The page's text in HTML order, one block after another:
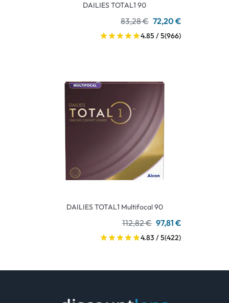
DAILIES TOTAL1 90
83,28 € 72,20 €
4.85 / 5(966)
DAILIES TOTAL1 Multifocal 90
112,82 € 97,81 €
4.83 / 5(422)